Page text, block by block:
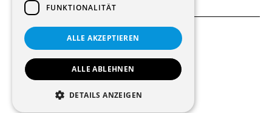
© 2026 Alle Rechte vorbehalten
Allgemeine Bedingungen
FUNKTIONALITÄT
ALLE AKZEPTIEREN
ALLE ABLEHNEN
DETAILS ANZEIGEN